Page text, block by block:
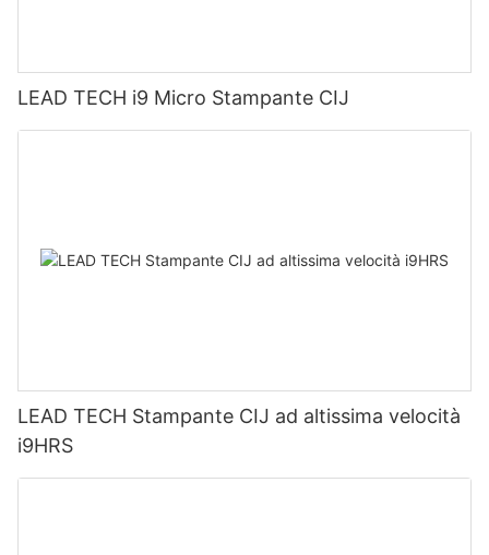
LEAD TECH i9 Micro Stampante CIJ
LEAD TECH Stampante CIJ ad altissima velocità
i9HRS